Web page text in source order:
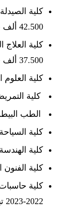
42.500 ألف جنيه.
37.500 ألف جنيه.
كلية العلوم
كلية التمريض 17 ألف
الطب البيطري 37.500 ألف
كلية السياحة
كلية الهندسة تبلغ 35
كلية الفنون
كلية
2022-2023 تبلغ 30 ألف.